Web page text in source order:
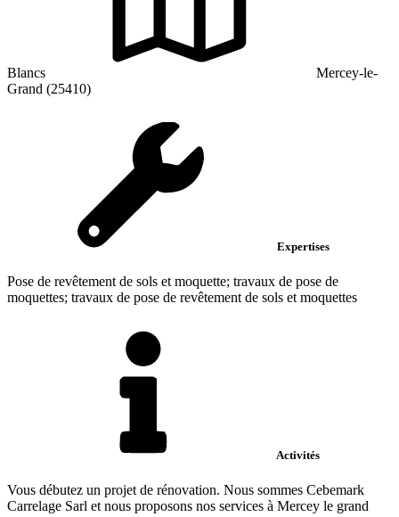
Blancs
Mercey-le-
Grand (25410)
Expertises
Pose de revêtement de sols et moquette; travaux de pose de
moquettes; travaux de pose de revêtement de sols et moquettes
Activités
Vous débutez un projet de rénovation. Nous sommes Cebemark
Carrelage Sarl et nous proposons nos services à Mercey le grand